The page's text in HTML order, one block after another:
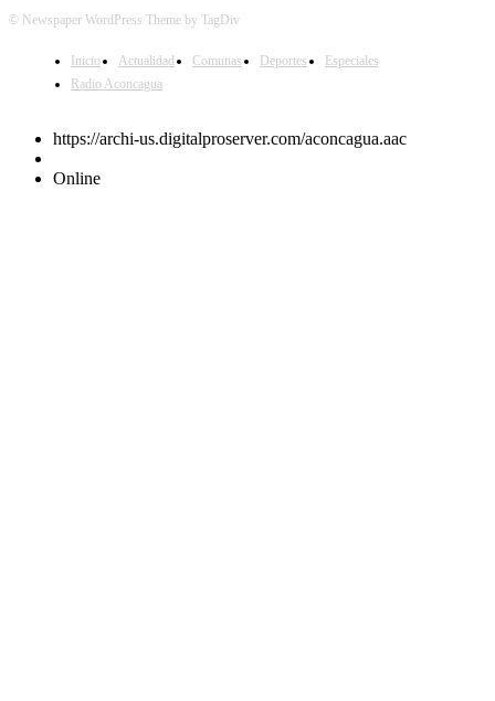
© Newspaper WordPress Theme by TagDiv
Inicio Actualidad Comunas Deportes
Especiales
Radio Aconcagua
https://archi-us.digitalproserver.com/aconcagua.aac
Online